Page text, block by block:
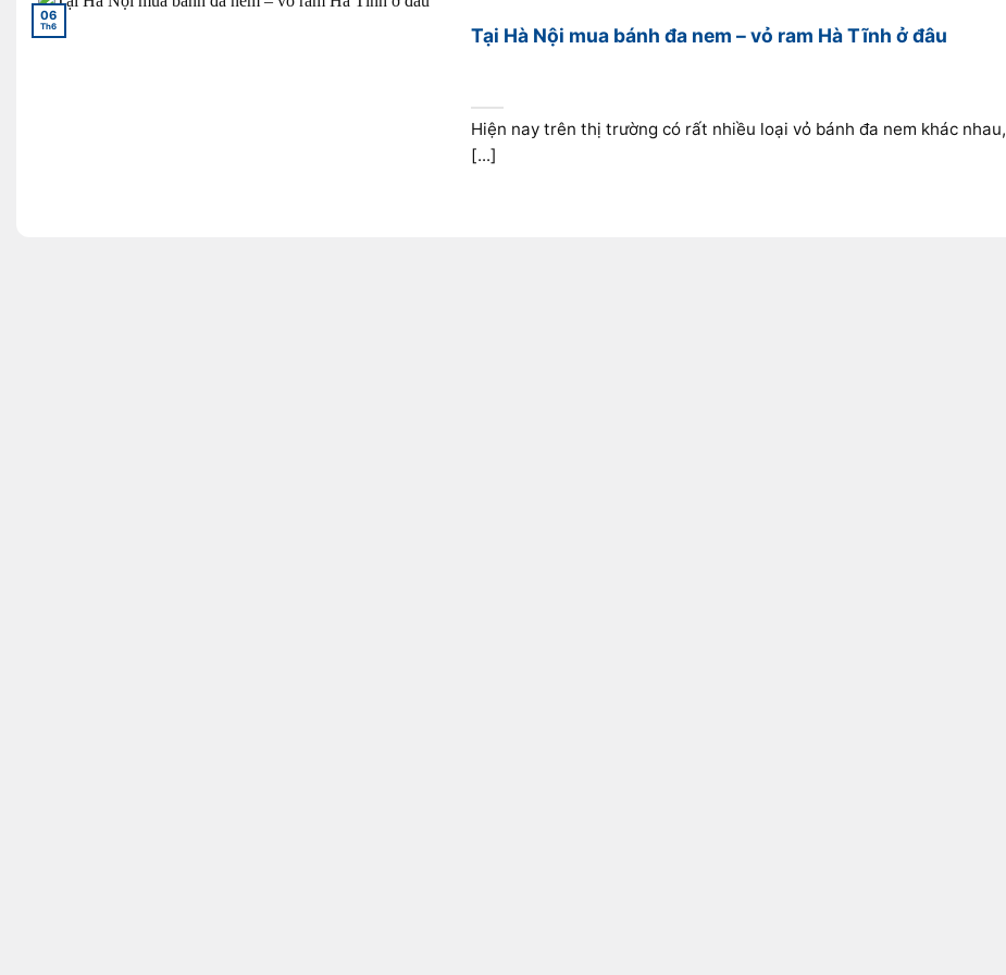
Tại Hà Nội mua bánh đa nem – vỏ ram Hà Tĩnh ở đâu
Hiện nay trên thị trường có rất nhiều loại vỏ bánh đa nem khác nhau,
[...]
06
Th6